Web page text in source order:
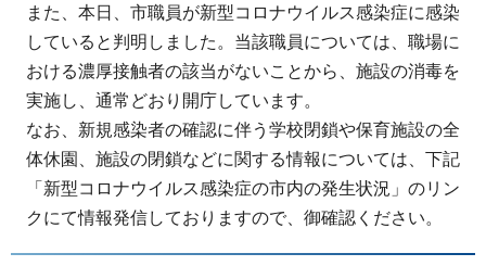
また、本日、市職員が新型コロナウイルス感染症に感染
していると判明しました。当該職員については、職場に
おける濃厚接触者の該当がないことから、施設の消毒を
実施し、通常どおり開庁しています。
なお、新規感染者の確認に伴う学校閉鎖や保育施設の全
体休園、施設の閉鎖などに関する情報については、下記
「新型コロナウイルス感染症の市内の発生状況」のリン
クにて情報発信しておりますので、御確認ください。